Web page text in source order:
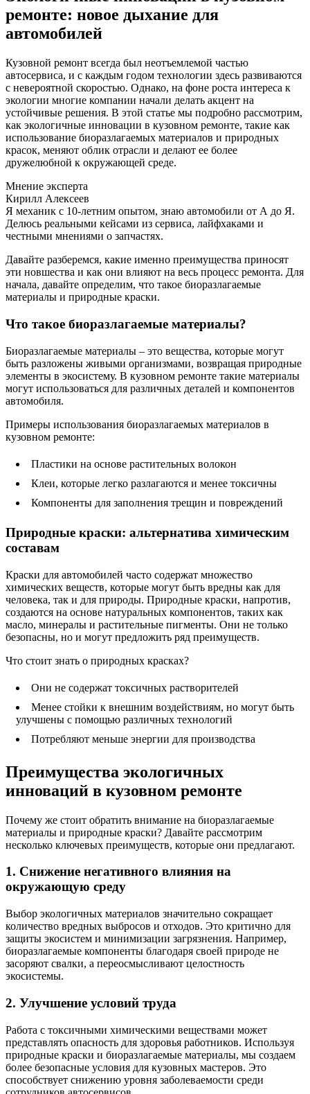
ремонте: новое дыхание для
автомобилей
Кузовной ремонт всегда был неотъемлемой частью
автосервиса, и с каждым годом технологии здесь развиваются
с невероятной скоростью. Однако, на фоне роста интереса к
экологии многие компании начали делать акцент на
устойчивые решения. В этой статье мы подробно рассмотрим,
как экологичные инновации в кузовном ремонте, такие как
использование биоразлагаемых материалов и природных
красок, меняют облик отрасли и делают ее более
дружелюбной к окружающей среде.
Мнение эксперта
Кирилл Алексеев
Я механик с 10-летним опытом, знаю автомобили от А до Я.
Делюсь реальными кейсами из сервиса, лайфхаками и
честными мнениями о запчастях.
Давайте разберемся, какие именно преимущества приносят
эти новшества и как они влияют на весь процесс ремонта. Для
начала, давайте определим, что такое биоразлагаемые
материалы и природные краски.
Что такое биоразлагаемые материалы?
Биоразлагаемые материалы – это вещества, которые могут
быть разложены живыми организмами, возвращая природные
элементы в экосистему. В кузовном ремонте такие материалы
могут использоваться для различных деталей и компонентов
автомобиля.
Примеры использования биоразлагаемых материалов в
кузовном ремонте:
Пластики на основе растительных волокон
Клеи, которые легко разлагаются и менее токсичны
Компоненты для заполнения трещин и повреждений
Природные краски: альтернатива химическим
составам
Краски для автомобилей часто содержат множество
химических веществ, которые могут быть вредны как для
человека, так и для природы. Природные краски, напротив,
создаются на основе натуральных компонентов, таких как
масло, минералы и растительные пигменты. Они не только
безопасны, но и могут предложить ряд преимуществ.
Что стоит знать о природных красках?
Они не содержат токсичных растворителей
Менее стойки к внешним воздействиям, но могут быть
улучшены с помощью различных технологий
Потребляют меньше энергии для производства
Преимущества экологичных
инноваций в кузовном ремонте
Почему же стоит обратить внимание на биоразлагаемые
материалы и природные краски? Давайте рассмотрим
несколько ключевых преимуществ, которые они предлагают.
1. Снижение негативного влияния на
окружающую среду
Выбор экологичных материалов значительно сокращает
количество вредных выбросов и отходов. Это критично для
защиты экосистем и минимизации загрязнения. Например,
биоразлагаемые компоненты благодаря своей природе не
засоряют свалки, а переосмысливают целостность
экосистемы.
2. Улучшение условий труда
Работа с токсичными химическими веществами может
представлять опасность для здоровья работников. Используя
природные краски и биоразлагаемые материалы, мы создаем
более безопасные условия для кузовных мастеров. Это
способствует снижению уровня заболеваемости среди